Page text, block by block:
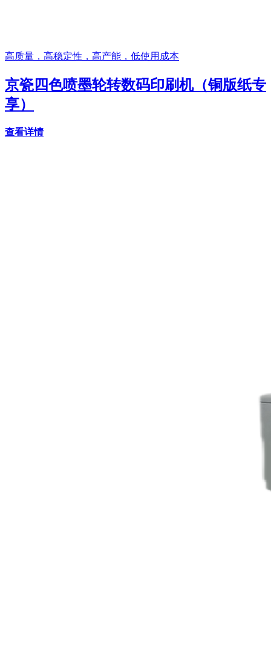
高质量，高稳定性，高产能，低使用成本
京瓷四色喷墨轮转数码印刷机（铜版纸专
享）
查看详情